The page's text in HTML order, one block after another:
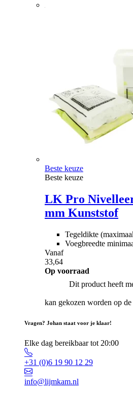
Beste keuze
Beste keuze
LK Pro
mm Kunststof
Tegeldikte
Voegbreedte
Vanaf
33,64
Op voorraad
Dit product heeft
kan gekozen worden op
Vragen? Johan staat voor je klaar!
Elke dag bereikbaar tot 20:00
+31 (0)6 19 90 12 29
info@lijmkam.nl